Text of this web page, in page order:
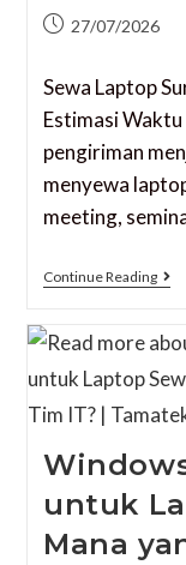
27/07/2026
Sewa Laptop
Estimasi
pengiriman
menyewa
meeting,
Continue Reading
untuk
Mana